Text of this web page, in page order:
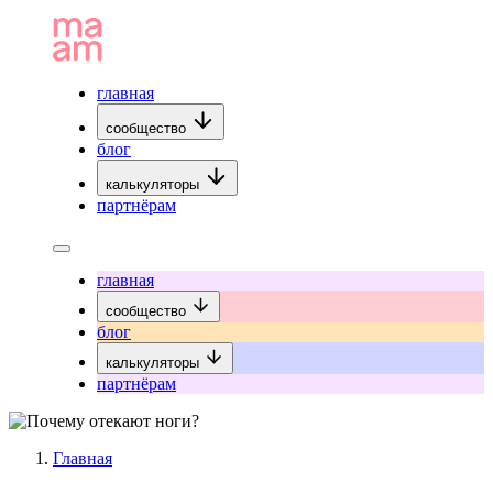
главная
сообщество
блог
калькуляторы
партнёрам
главная
сообщество
блог
калькуляторы
партнёрам
Главная